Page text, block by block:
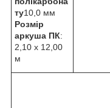
ту10,0 мм
Розмір
аркуша ПК:
2,10 х 12,00
м